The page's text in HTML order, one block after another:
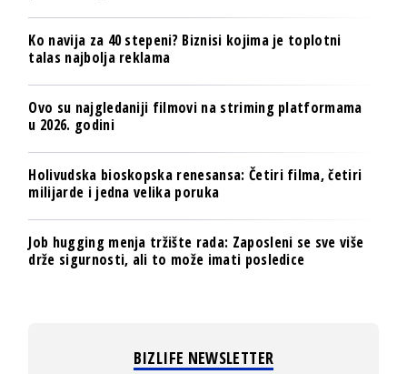
Ko navija za 40 stepeni? Biznisi kojima je toplotni
talas najbolja reklama
Ovo su najgledaniji filmovi na striming platformama
u 2026. godini
Holivudska bioskopska renesansa: Četiri filma, četiri
milijarde i jedna velika poruka
Job hugging menja tržište rada: Zaposleni se sve više
drže sigurnosti, ali to može imati posledice
BIZLIFE NEWSLETTER